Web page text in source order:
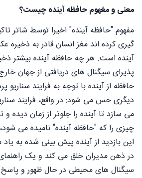
معنی و مغهوم حافظه آینده چیست؟
مفهوم "حافظه آینده" اخیرا توسط شاتر
گیری کرده اند مغز انسان قادر به
آینده است. هر چه حافظه آینده بیشتر
پذیرای سیگنال های دریافتی از جهان
حافظه از آینده با توجه به فرایند
دیگری حس می شود: در واقع، فرایند
می سازد تا آینده را جلوتر از زمان دیده و
چیزی را که "حافظه آینده" نامیده می
این بازدید از آینده پیش بینی شده به
در ذهن مدیران خلق می کند و یک
سیگنال های محیطی در حال ظهور و پاسخ